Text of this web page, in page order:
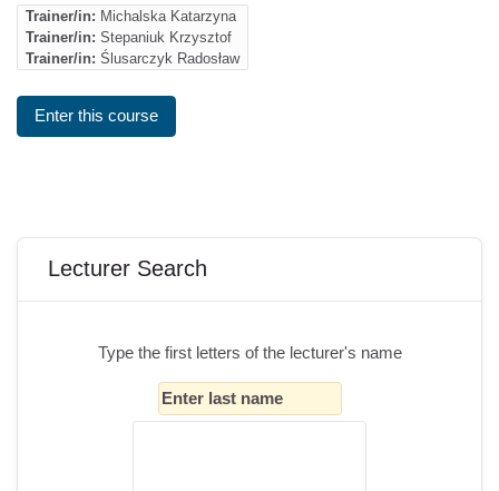
Trainer/in: Michalska Katarzyna
Trainer/in: Stepaniuk Krzysztof
Trainer/in: Ślusarczyk Radosław
Enter this course
Blöcke
Lecturer Search
Type the first letters of the lecturer's name